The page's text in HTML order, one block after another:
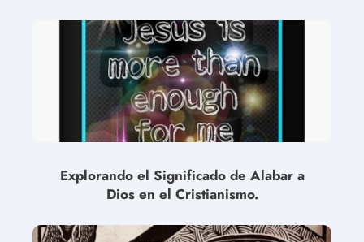
Explorando el Significado de Alabar a
Dios en el Cristianismo.